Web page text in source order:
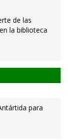
de las
la biblioteca
para